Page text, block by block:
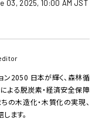
03, 2025, 10:00 AM JST
ン2050 日本が輝く、森林循
よる脱炭素・経済安全保障
の木造化・木質化の実現、
ます。